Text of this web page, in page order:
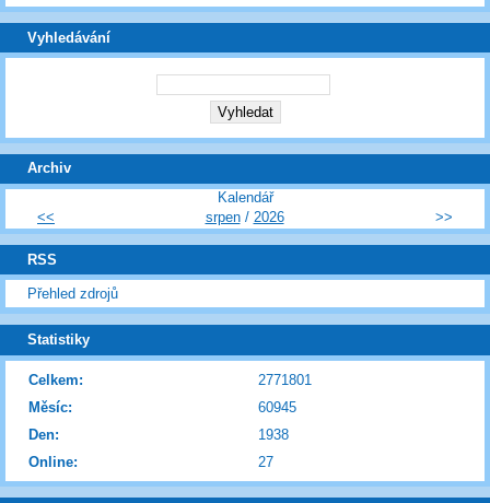
Vyhledávání
Archiv
Kalendář
<<
srpen/ 2026 >>
RSS
Přehled zdrojů
Statistiky
Online: 27
Celkem:
2771801
Měsíc:
60945
Den:
1938